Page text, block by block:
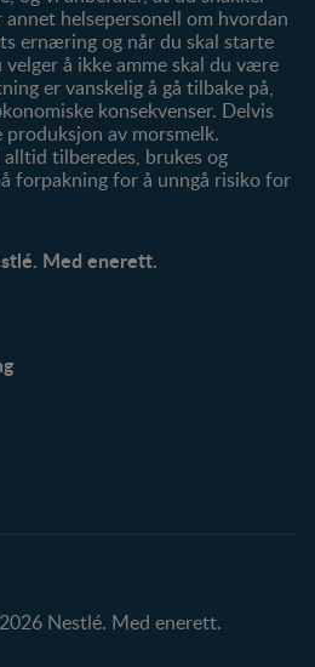
annet helsepersonell om hvordan
ernæring og når du skal starte
å ikke amme skal du være
er vanskelig å gå tilbake på,
konsekvenser. Delvis
av morsmelk.
tilberedes, brukes og
forpakning for å unngå risiko for
Med enerett.
Nestlé. Med enerett.